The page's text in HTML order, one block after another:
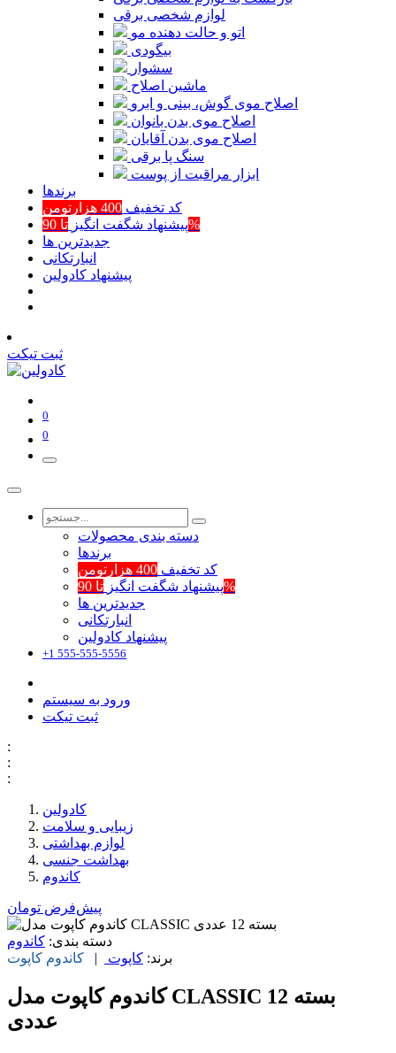
لوازم شخصی برقی
اتو و حالت دهنده مو
بیگودی
سشوار
ماشین اصلاح
اصلاح موی گوش، بینی و ابرو
اصلاح موی بدن بانوان
اصلاح موی بدن آقایان
سنگ پا برقی
ابزار مراقبت از پوست
برند‌ها
کد تخفیف 400 هزارتومن
پیشنهاد شگفت انگیزتا 90%
جدیدترین ها
انبارتکانی
پیشنهاد کادولین
ثبت تیکت
0
0
دسته بندی محصولات
برند‌ها
کد تخفیف 400 هزارتومن
پیشنهاد شگفت انگیزتا 90%
جدیدترین ها
انبارتکانی
پیشنهاد کادولین
+1 555-555-5556
ورود به سیستم
ثبت تیکت
:
:
:
کادولین
زیبایی و سلامت
لوازم بهداشتی
بهداشت جنسی
کاندوم
پیش‌فرض تومان
دسته بندی: کاندوم
برند: کاپوت | کاندوم کاپوت
کاندوم کاپوت مدل CLASSIC بسته 12
عددی